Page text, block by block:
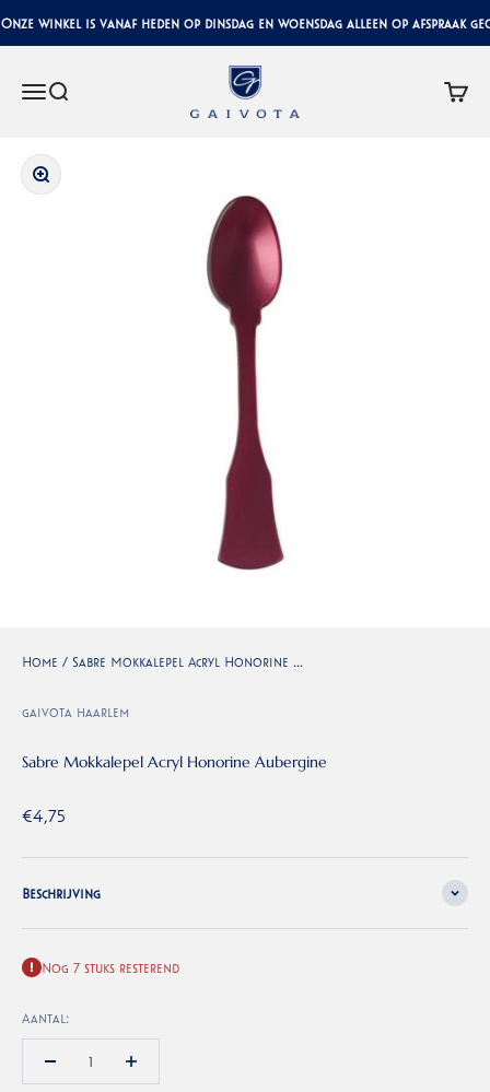
winkel is vanaf heden op dinsdag en woensdag alleen op afspraak
MenuZoeken
Gaivota Luxury Interiors
In-/uitzoomen
Home / Sabre Mokkalepel Acryl Honorine ...
gaivota haarlem
Sabre Mokkalepel Acryl Honorine Aubergine
Aanbiedingsprijs
€4,75
Beschrijving
Nog 7 stuks resterend
Aantal: